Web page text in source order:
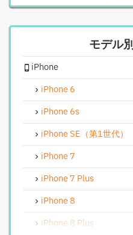
iPhoneスピーカー関連
iPhoneカメラレンズガ
iPhoneインカメラ交換修
iPhoneリンゴループ、
iPhone基板破損修理（軽
iPhoneバイブレータ交換
Android修理実績
Androidフロントパネル
Androidバッテリー交換
Android水没洗浄作業
モデル
iPhone
iPhone 6
iPhone 6s
iPhone SE（第1世代）
iPhone 7
iPhone 7 Plus
iPhone 8
iPhone 8 Plus